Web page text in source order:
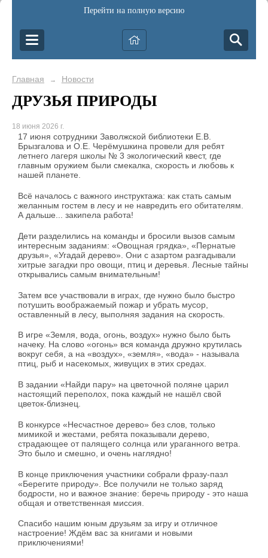
Перейти на полную версию
Главная → Новости
ДРУЗЬЯ ПРИРОДЫ
18 июня 2026 г.
17 июня сотрудники Заволжской библиотеки Е.В.
Брызгалова и О.Е. Черёмушкина провели для ребят
летнего лагеря школы № 3 экологический квест, где
главным оружием были смекалка, скорость и любовь к
нашей планете.
Всё началось с важного инструктажа: как стать самым
желанным гостем в лесу и не навредить его обитателям.
А дальше... закипела работа!
Дети разделились на команды и бросили вызов самым
интересным заданиям: «Овощная грядка», «Пернатые
друзья», «Угадай дерево». Они с азартом разгадывали
хитрые загадки про овощи, птиц и деревья. Лесные тайны
открывались самым внимательным!
Затем все участвовали в играх, где нужно было быстро
потушить воображаемый пожар и убрать мусор,
оставленный в лесу, выполняя задания на скорость.
В игре «Земля, вода, огонь, воздух» нужно было быть
начеку. На слово «огонь» вся команда дружно крутилась
вокруг себя, а на «воздух», «земля», «вода» - называла
птиц, рыб и насекомых, живущих в этих средах.
В задании «Найди пару» на цветочной поляне царил
настоящий переполох, пока каждый не нашёл свой
цветок-близнец.
В конкурсе «Несчастное дерево» без слов, только
мимикой и жестами, ребята показывали дерево,
страдающее от палящего солнца или ураганного ветра.
Это было и смешно, и очень наглядно!
В конце приключения участники собрали фразу-пазл
«Берегите природу». Все получили не только заряд
бодрости, но и важное знание: беречь природу - это наша
общая и ответственная миссия.
Спасибо нашим юным друзьям за игру и отличное
настроение! Ждём вас за книгами и новыми
приключениями!